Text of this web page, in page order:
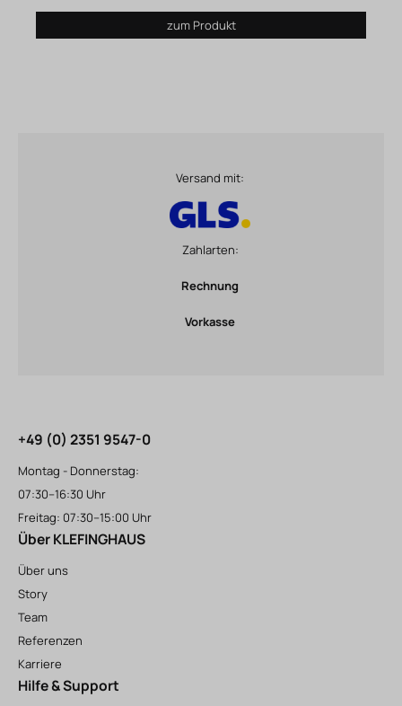
zum Produkt
Versand mit:
Zahlarten:
Rechnung
Vorkasse
+49 (0) 2351 9547-0
Montag - Donnerstag:
07:30–16:30 Uhr
Freitag: 07:30–15:00 Uhr
Über KLEFINGHAUS
Über uns
Story
Team
Referenzen
Karriere
Hilfe & Support